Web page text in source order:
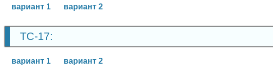
вариант 1 вариант 2
ТС-17:
вариант 1 вариант 2